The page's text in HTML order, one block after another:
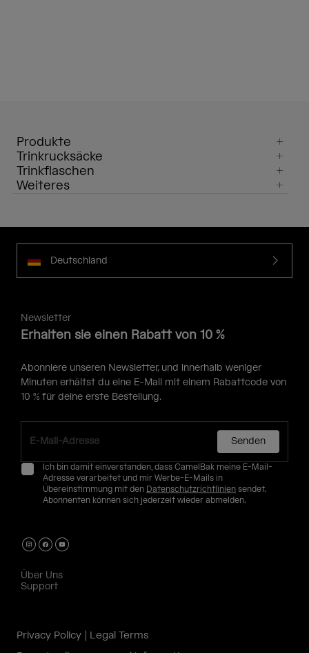
Produkte
Trinkrucksäcke
Trinkflaschen
Weiteres
Deutschland
Newsletter
Erhalten sie einen Rabatt von 10 %
Abonniere unseren Newsletter, und innerhalb weniger
Minuten erhältst du eine E-Mail mit einem Rabattcode von
10 % für deine erste Bestellung.
Senden
Ich bin damit einverstanden, dass CamelBak meine E-Mail-
Adresse verarbeitet und mir Werbe-E-Mails in
Übereinstimmung mit den Datenschutzrichtlinien sendet.
Abonnenten können sich jederzeit wieder abmelden.
Über Uns
Support
Privacy Policy
Legal Terms